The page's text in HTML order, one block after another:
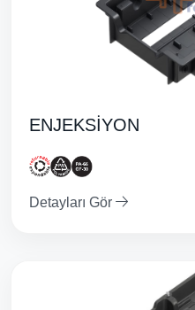
ENJEKSİYON
Detayları Gör